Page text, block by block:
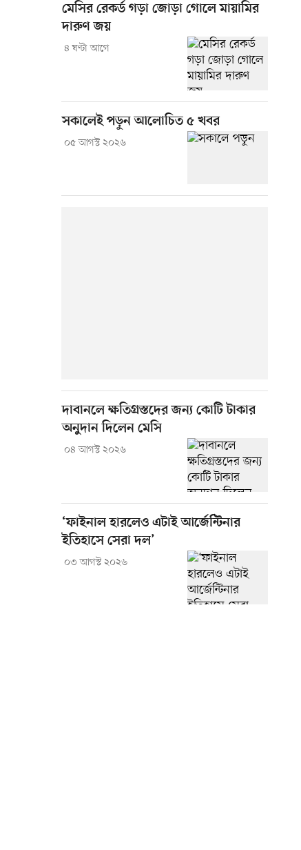
মেসির রেকর্ড গড়া জোড়া গোলে মায়ামির
দারুণ জয়
৪ ঘণ্টা আগে
সকালেই পড়ুন আলোচিত ৫ খবর
০৫ আগস্ট ২০২৬
দাবানলে ক্ষতিগ্রস্তদের জন্য কোটি টাকার
অনুদান দিলেন মেসি
০৪ আগস্ট ২০২৬
‘ফাইনাল হারলেও এটাই আর্জেন্টিনার
ইতিহাসে সেরা দল’
০৩ আগস্ট ২০২৬